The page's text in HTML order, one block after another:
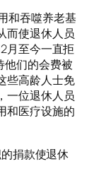
和吞噬养老基
而使退休人员
月至今一直拒
他们的会费被
些高龄人士免
一位退休人员
和医疗设施的
捐款使退休